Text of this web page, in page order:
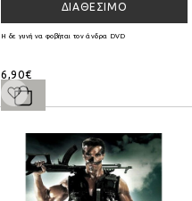
ΔΙΑΘΈΣΙΜΟ
Η δε γυνή να φοβήται τον άνδρα DVD
6,90€